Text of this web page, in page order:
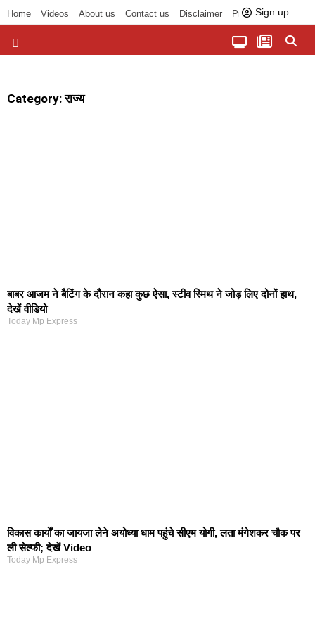
Home Videos About us Contact us Disclaimer Privacy Policy
Sign up
Category: राज्य
बाबर आजम ने बैटिंग के दौरान कहा कुछ ऐसा, स्टीव स्मिथ ने जोड़ लिए दोनों हाथ,
देखें वीडियो
Today Mp Express
विकास कार्यों का जायजा लेने अयोध्या धाम पहुंचे सीएम योगी, लता मंगेशकर चौक पर
ली सेल्फी; देखें Video
Today Mp Express